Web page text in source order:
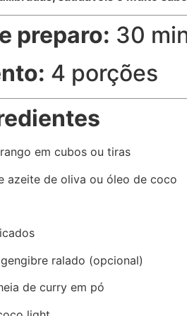
preparo: 30
4 porções
em cubos ou tiras
azeite de oliva ou óleo de coco
ralado (opcional)
de curry em pó